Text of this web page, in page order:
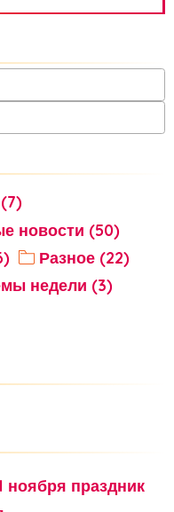
новости (50)
Разное (22)
недели (3)
ноября праздник